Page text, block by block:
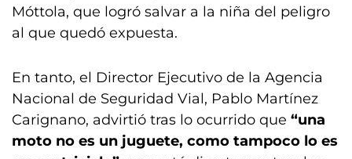
Móttola, que logró salvar a la niña del peligro
al que quedó expuesta.
En tanto, el Director Ejecutivo de la Agencia
Nacional de Seguridad Vial, Pablo Martínez
Carignano, advirtió tras lo ocurrido que “una
moto no es un juguete, como tampoco lo es